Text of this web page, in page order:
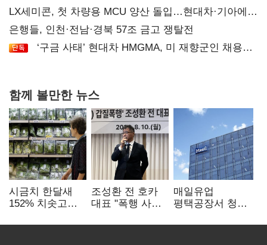
LX세미콘, 첫 차량용 MCU 양산 돌입…현대차·기아에
공급
은행들, 인천·전남·경북 57조 금고 쟁탈전
‘구금 사태’ 현대차 HMGMA, 미 재향군인 채용
함께 볼만한 뉴스
시금치 한달새
152% 치솟고
폐사
조성환 전 호카
대표 "폭행 사건,
공작…대기업
매일유업
평택공장서 청소
사망…"안전관리